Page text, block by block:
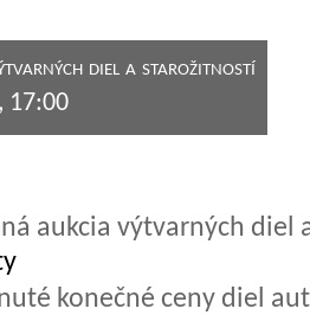
diel a starožitností
17:00
aukcia výtvarných diel
konečné ceny diel